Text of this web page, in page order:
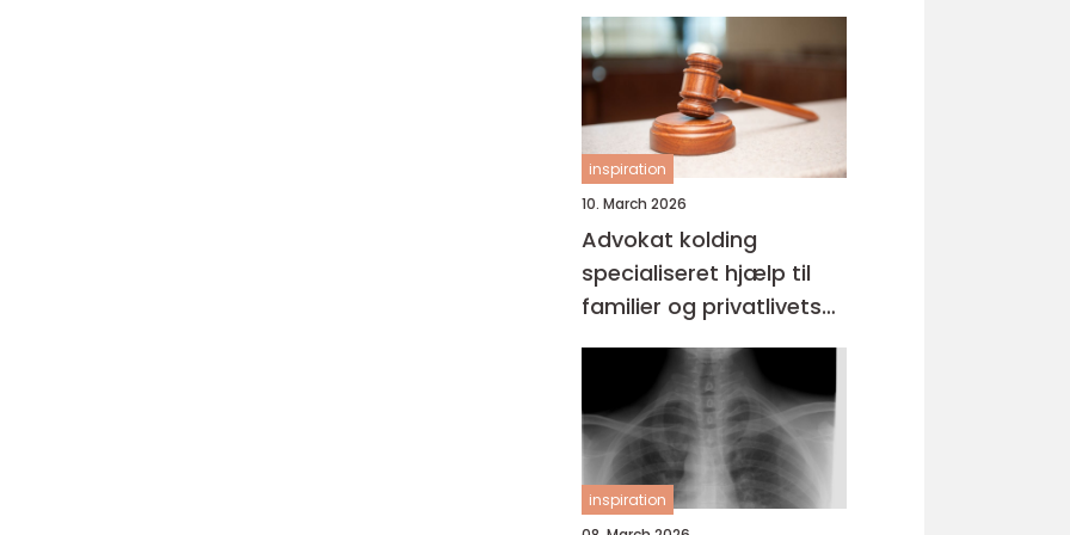
inspiration
10. March 2026
Advokat kolding
specialiseret hjælp til
familier og privatlivets
jura
inspiration